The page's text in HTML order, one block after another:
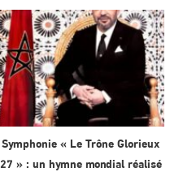
Symphonie « Le Trône Glorieux
27 » : un hymne mondial réalisé